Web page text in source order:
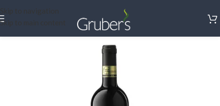
Skip to main content